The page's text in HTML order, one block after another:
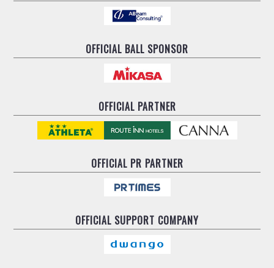
OFFICIAL BALL SPONSOR
OFFICIAL PARTNER
OFFICIALPR PARTNER
OFFICIAL SUPPORT COMPANY